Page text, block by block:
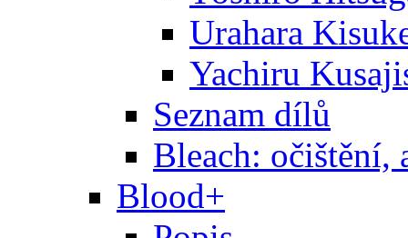
Urahara
Yachiru
Seznam dílů
Bleach: očištění,
Blood+